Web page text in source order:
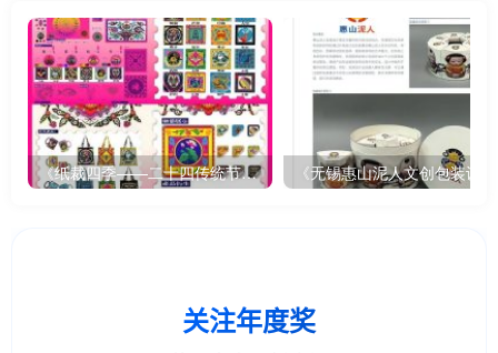
《纸裁四季——二十四传统节气文创设计》 《无锡惠山泥人文创包装设